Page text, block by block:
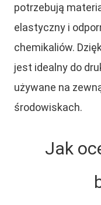
potrzebują
elastyczny i
chemikaliów.
jest idealny do
używane na
środowiskach.
Jak